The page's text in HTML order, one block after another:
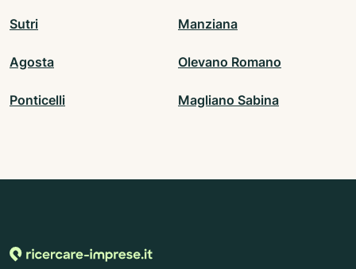
Sutri Manziana
Agosta Olevano Romano
Ponticelli Magliano Sabina